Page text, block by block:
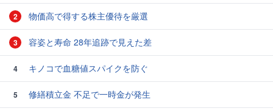
2 物価高で得する株主優待を厳選
3 容姿と寿命 28年追跡で見えた差
4 キノコで血糖値スパイクを防ぐ
5
修繕積立金 不足で一時金が発生